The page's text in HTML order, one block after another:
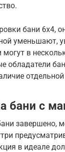
бани 6х4,
уменьшают,
в
обладатели
бани с
в идеале